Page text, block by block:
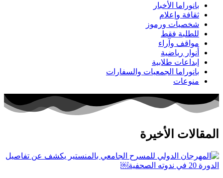
بانوراما الأخبار
ثقافة وإعلام
شخصيات ورموز
للطلبة فقط
مواقف وآراء
أنوار رياضية
إبداعات طلابية
بانوراما الجمعيات والسفارات
منوعات
المقالات الأخيرة